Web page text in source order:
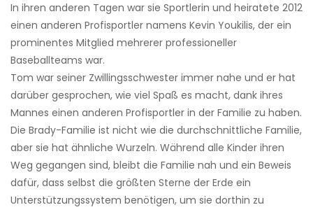
In ihren anderen Tagen war sie Sportlerin und heiratete 2012
einen anderen Profisportler namens Kevin Youkilis, der ein
prominentes Mitglied mehrerer professioneller
Baseballteams war.
Tom war seiner Zwillingsschwester immer nahe und er hat
darüber gesprochen, wie viel Spaß es macht, dank ihres
Mannes einen anderen Profisportler in der Familie zu haben.
Die Brady-Familie ist nicht wie die durchschnittliche Familie,
aber sie hat ähnliche Wurzeln. Während alle Kinder ihren
Weg gegangen sind, bleibt die Familie nah und ein Beweis
dafür, dass selbst die größten Sterne der Erde ein
Unterstützungssystem benötigen, um sie dorthin zu